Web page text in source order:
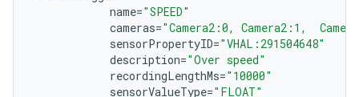
name="SPEED"
cameras="Camera2:0, Camera2:1,
sensorPropertyID="VHAL:291504648"
description="Over speed"
recordingLengthMs="10000"
sensorValueType="FLOAT"